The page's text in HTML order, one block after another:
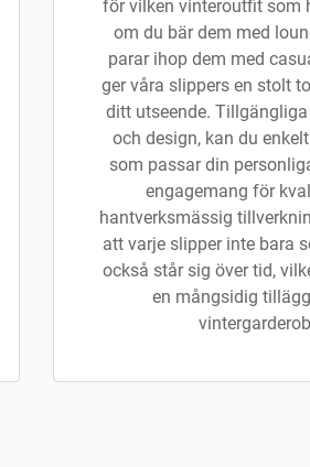
för vilken vinteroutfit som
om du bär dem med
parar ihop dem med
ger våra slippers en stolt
ditt utseende.
och design, kan du
som passar din
engagemang för
hantverksmässig
att varje slipper inte bara
också står sig över tid,
en mångsidig